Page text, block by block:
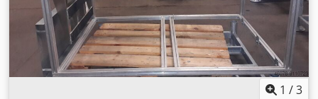
1 /3